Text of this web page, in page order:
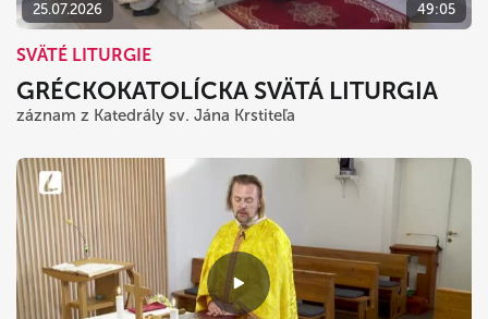
25.07.2026 49:05
SVÄTÉ LITURGIE
GRÉCKOKATOLÍCKA SVÄTÁ LITURGIA
záznam z Katedrály sv. Jána Krstiteľa